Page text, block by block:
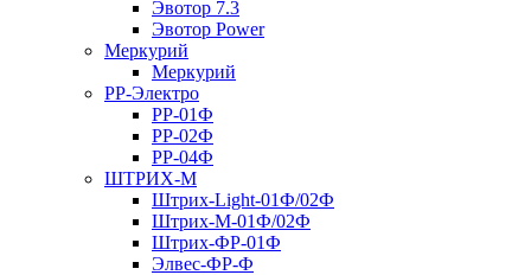
Эвотор 7.3
Эвотор Power
Меркурий
Меркурий
РР-Электро
РР-01Ф
РР-02Ф
РР-04Ф
ШТРИХ-М
Штрих-Light-01Ф/02Ф
Штрих-М-01Ф/02Ф
Штрих-ФР-01Ф
Элвес-ФР-Ф